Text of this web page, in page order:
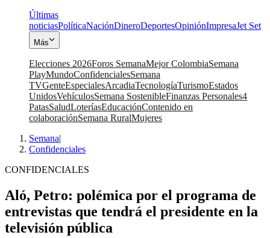
Últimas
noticiasPolíticaNaciónDineroDeportesOpiniónImpresaJet Set
Más
Elecciones 2026Foros SemanaMejor ColombiaSemana
PlayMundoConfidencialesSemana
TVGenteEspecialesArcadiaTecnologíaTurismoEstados
UnidosVehículosSemana SostenibleFinanzas Personales4
PatasSaludLoteríasEducaciónContenido en
colaboraciónSemana RuralMujeres
Semana|
Confidenciales
CONFIDENCIALES
Aló, Petro: polémica por el programa de
entrevistas que tendrá el presidente en la
televisión pública